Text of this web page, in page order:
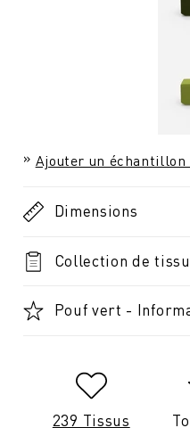
Ajouter un échantillon
Dimensions
Collection de
Pouf vert -
239 Tissus